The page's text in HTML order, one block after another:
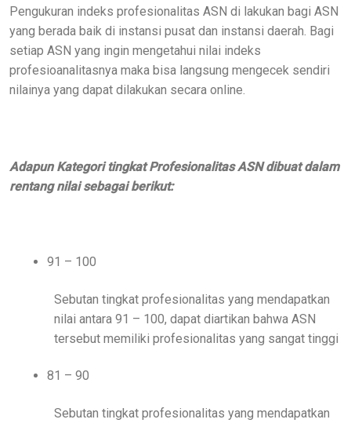
Pengukuran indeks profesionalitas ASN di lakukan bagi ASN
yang berada baik di instansi pusat dan instansi daerah. Bagi
setiap ASN yang ingin mengetahui nilai indeks
profesioanalitasnya maka bisa langsung mengecek sendiri
nilainya yang dapat dilakukan secara online.
Adapun Kategori tingkat Profesionalitas ASN dibuat dalam
rentang nilai sebagai berikut:
91 – 100
Sebutan tingkat profesionalitas yang mendapatkan
nilai antara 91 – 100, dapat diartikan bahwa ASN
tersebut memiliki profesionalitas yang sangat tinggi
81 – 90
Sebutan tingkat profesionalitas yang mendapatkan